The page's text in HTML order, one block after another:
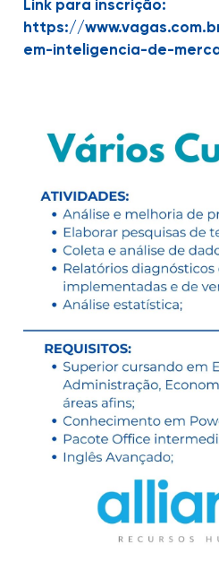
Link para inscrição:
https://
em-inteligencia-de-